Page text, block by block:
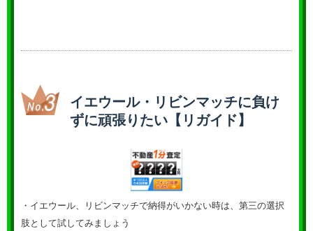
イエウール・リビンマッチに負け
ずに頑張りたい【リガイド】
・イエウール、リビンマッチで納得がいかない時は、第三の選択
肢として試してみましょう